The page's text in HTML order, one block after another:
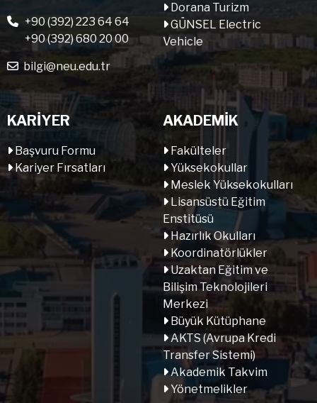
+90 (392) 223 64 64
+90 (392) 680 20 00
bilgi@neu.edu.tr
Dorana Turizm
GÜNSEL Electric
Vehicle
KARİYER
Başvuru Formu
Kariyer Fırsatları
AKADEMİK
Fakülteler
Yüksekokullar
Meslek Yüksekokulları
Lisansüstü Eğitim
Enstitüsü
Hazırlık Okulları
Koordinatörlükler
Uzaktan Eğitim ve
Bilişim Teknolojileri
Merkezi
Büyük Kütüphane
AKTS (Avrupa Kredi
Transfer Sistemi)
Akademik Takvim
Yönetmelikler